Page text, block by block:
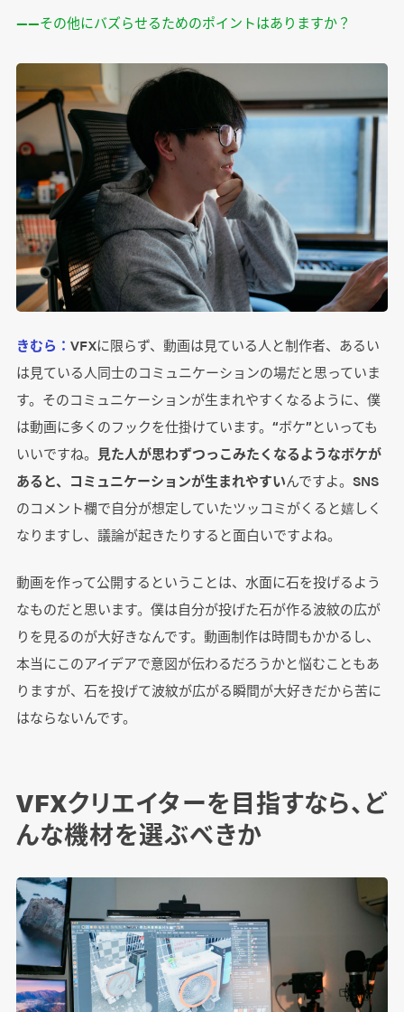
――その他にバズらせるためのポイントはありますか？
きむら： VFXに限らず、動画は見ている人と制作者、あるい
は見ている人同士のコミュニケーションの場だと思っていま
す。そのコミュニケーションが生まれやすくなるように、僕
は動画に多くのフックを仕掛けています。“ボケ”といっても
いいですね。 見た人が思わずつっこみたくなるようなボケが
あると、コミュニケーションが生まれやすいんですよ。SNS
のコメント欄で自分が想定していたツッコミがくると嬉しく
なりますし、議論が起きたりすると面白いですよね。
動画を作って公開するということは、水面に石を投げるよう
なものだと思います。僕は自分が投げた石が作る波紋の広が
りを見るのが大好きなんです。動画制作は時間もかかるし、
本当にこのアイデアで意図が伝わるだろうかと悩むこともあ
りますが、石を投げて波紋が広がる瞬間が大好きだから苦に
はならないんです。
VFXクリエイターを目指すなら、ど
んな機材を選ぶべきか